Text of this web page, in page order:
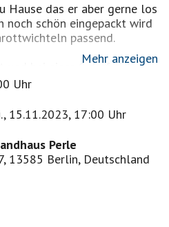
Hause das er aber gerne los
noch schön eingepackt wird
passend.
und bei einer 6 darf sich
und vor sich
legen.
alle Geschenke verteilt
geöffnet werden und
erwürfelt haben geht
Mehr anzeigen
Uhr
15.11.2023, 17:00 Uhr
Perle
13585 Berlin, Deutschland